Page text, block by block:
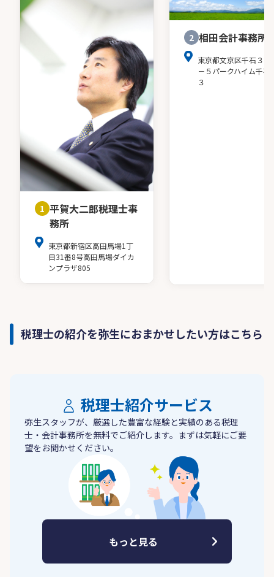
1 平賀大二郎税理士事
務所
東京都新宿区高田馬場1丁
目31番8号高田馬場ダイカ
ンプラザ805
2 相田会計事務所
東京都文京区千石３－
－５パークハイム千石
３
税理士の紹介を弥生におまかせしたい方はこちら
税理士紹介サービス
弥生スタッフが、厳選した豊富な経験と実績のある税理
士・会計事務所を無料でご紹介します。まずは気軽にご要
望をお聞かせください。
もっと見る